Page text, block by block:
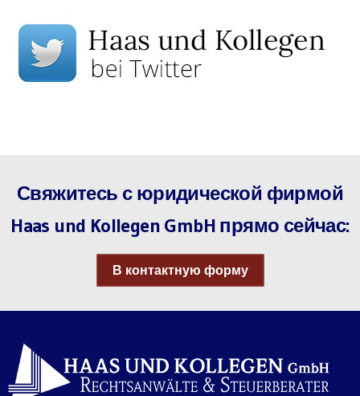
Свяжитесь с юридической фирмой
Haas und Kollegen GmbH прямо сейчас:
В контактную форму